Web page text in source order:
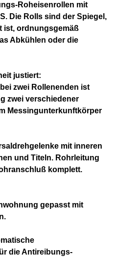
Roheisenrollen mit
Die Rolls sind der Spiegel,
ist, ordnungsgemäß
Abkühlen oder die
justiert:
zwei Rollenenden ist
zwei verschiedener
Messingunterkunftkörper
mit inneren
und Titeln. Rohrleitung
komplett.
gepasst mit
die Antireibungs-